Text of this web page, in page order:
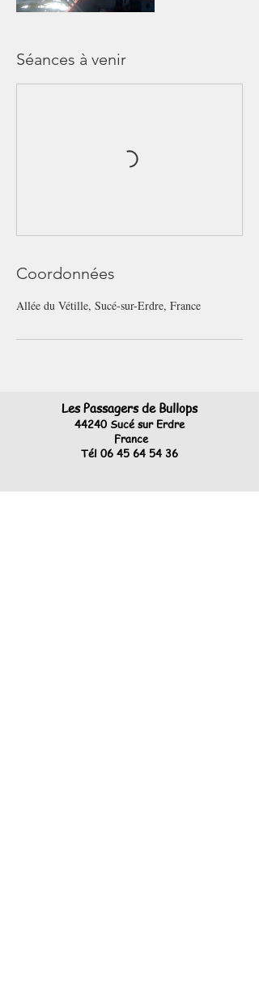
Séances à venir
Coordonnées
Allée du Vétille, Sucé-sur-Erdre, France
Les Passagers de Bullops
44240 Sucé sur Erdre
France
Tél 06 45 64 54 36